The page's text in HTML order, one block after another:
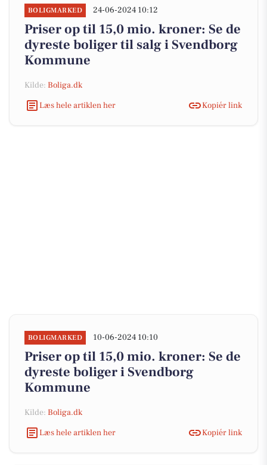
BOLIGMARKED 24-06-2024 10:12
Priser op til 15,0 mio. kroner: Se de
dyreste boliger til salg i Svendborg
Kommune
Kilde: Boliga.dk
Læs hele artiklen her
Kopiér link
BOLIGMARKED 10-06-2024 10:10
Priser op til 15,0 mio. kroner: Se de
dyreste boliger i Svendborg
Kommune
Kilde: Boliga.dk
Læs hele artiklen her
Kopiér link